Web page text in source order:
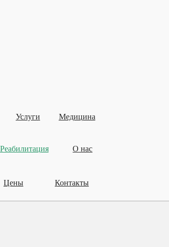
Услуги Медицина
Реабилитация О нас
Цены Контакты